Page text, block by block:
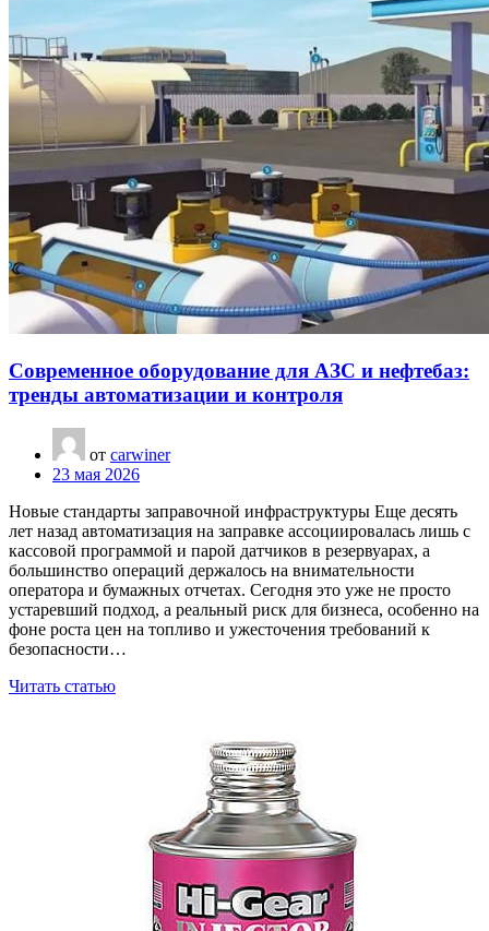
Современное оборудование для АЗС и нефтебаз:
тренды автоматизации и контроля
от carwiner
23 мая 2026
Новые стандарты заправочной инфраструктуры Еще десять
лет назад автоматизация на заправке ассоциировалась лишь с
кассовой программой и парой датчиков в резервуарах, а
большинство операций держалось на внимательности
оператора и бумажных отчетах. Сегодня это уже не просто
устаревший подход, а реальный риск для бизнеса, особенно на
фоне роста цен на топливо и ужесточения требований к
безопасности…
Читать статью